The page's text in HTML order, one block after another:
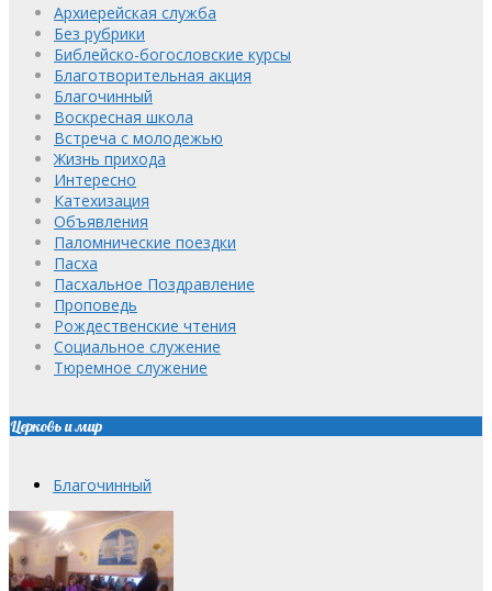
Архиерейская служба
Без рубрики
Библейско-богословские курсы
Благотворительная акция
Благочинный
Воскресная школа
Встреча с молодежью
Жизнь прихода
Интересно
Катехизация
Объявления
Паломнические поездки
Пасха
Пасхальное Поздравление
Проповедь
Рождественские чтения
Социальное служение
Тюремное служение
Церковь и мир
Благочинный